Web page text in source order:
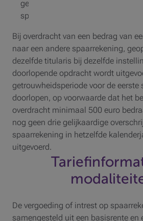
gereglementeerde
spaarrekeningen.
Bij overdracht van een bedrag van
naar een andere spaarrekening,
dezelfde titularis bij dezelfde
doorlopende opdracht wordt
getrouwheidsperiode voor de eerste
doorlopen, op voorwaarde dat het
overdracht minimaal 500 euro
nog geen drie gelijkaardige
spaarrekening in hetzelfde
uitgevoerd.
De vergoeding of intrest op
samengesteld uit een basisrente en